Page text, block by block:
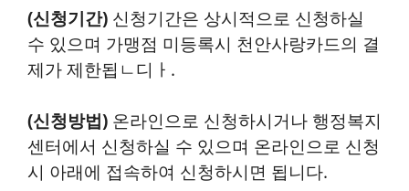
(신청기간) 신청기간은 상시적으로 신청하실
수 있으며 가맹점 미등록시 천안사랑카드의 결
제가 제한됩ㄴ디ㅏ.
(신청방법) 온라인으로 신청하시거나 행정복지
센터에서 신청하실 수 있으며 온라인으로 신청
시 아래에 접속하여 신청하시면 됩니다.